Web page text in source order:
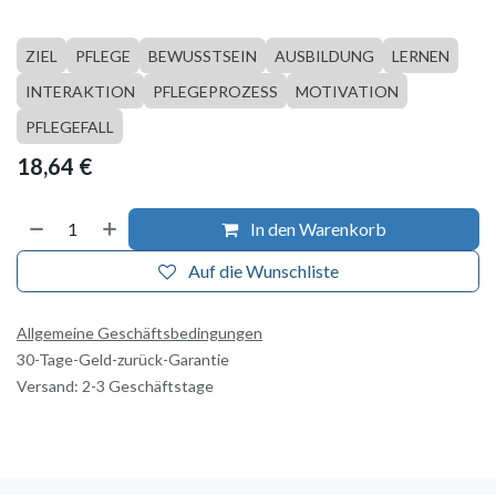
ZIEL PFLEGE BEWUSSTSEIN AUSBILDUNG
LERNEN
INTERAKTION
PFLEGEPROZESS
MOTIVATION
PFLEGEFALL
18,64 €
In den Warenkorb
Auf die Wunschliste
Allgemeine Geschäftsbedingungen
30-Tage-Geld-zurück-Garantie
Versand: 2-3 Geschäftstage